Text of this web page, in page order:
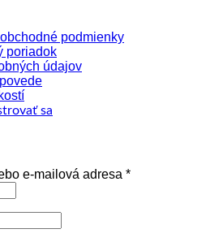
podmienky
poriadok
údajov
sa
e-mailová adresa *Povinné